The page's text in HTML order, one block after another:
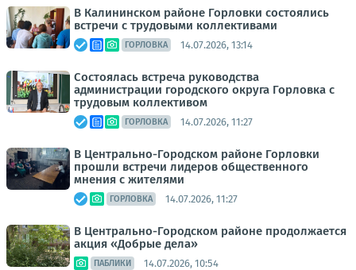
В Калининском районе Горловки состоялись
встречи с трудовыми коллективами
ГОРЛОВКА 14.07.2026, 13:14
Состоялась встреча руководства
администрации городского округа Горловка с
трудовым коллективом
ГОРЛОВКА 14.07.2026, 11:27
В Центрально-Городском районе Горловки
прошли встречи лидеров общественного
мнения с жителями
ГОРЛОВКА 14.07.2026, 11:27
В Центрально-Городском районе продолжается
акция «Добрые дела»
ПАБЛИКИ 14.07.2026, 10:54